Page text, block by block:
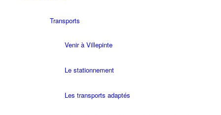
Transports
Venir à Villepinte
Le stationnement
Les transports adaptés